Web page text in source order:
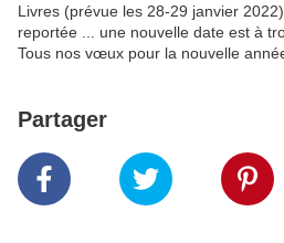
Livres (prévue les 28-29 janvier
reportée ... une nouvelle date est à
Tous nos vœux pour la nouvelle
Partager